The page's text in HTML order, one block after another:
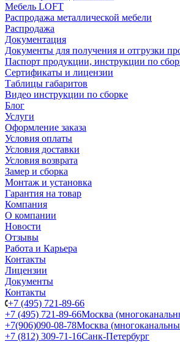
Мебель LOFT
Распродажа металлической мебели
Распродажа
Документация
Документы для получения и отгрузки
Паспорт продукции, инструкции по
Сертификаты и лицензии
Таблицы габаритов
Видео инструкции по сборке
Блог
Услуги
Оформление заказа
Условия оплаты
Условия доставки
Условия возврата
Замер и сборка
Монтаж и установка
Гарантия на товар
Компания
О компании
Новости
Отзывы
Работа и Карьера
Контакты
Лицензии
Документы
Контакты
+7 (495) 721-89-66
+7 (495) 721-89-66Москва
+7(906)090-08-78Москва
+7 (812) 309-71-16Санк-Петербург